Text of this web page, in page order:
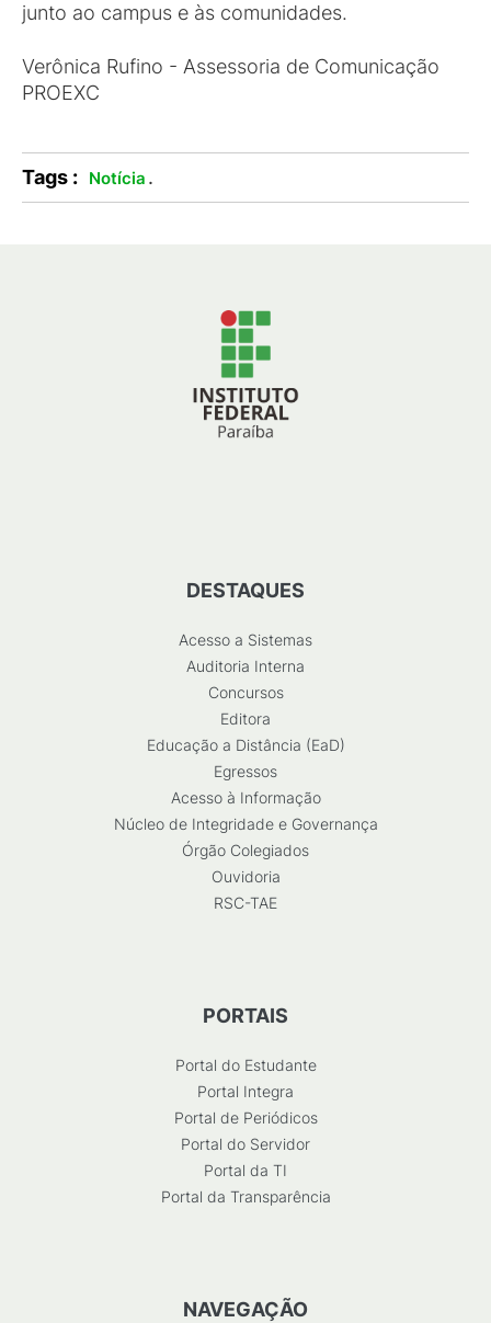
junto ao campus e às comunidades.
Verônica Rufino - Assessoria de Comunicação
PROEXC
Tags : Notícia .
DESTAQUES
Acesso a Sistemas
Auditoria Interna
Concursos
Editora
Educação a Distância (EaD)
Egressos
Acesso à Informação
Núcleo de Integridade e Governança
Órgão Colegiados
Ouvidoria
RSC-TAE
PORTAIS
Portal do Estudante
Portal Integra
Portal de Periódicos
Portal do Servidor
Portal da TI
Portal da Transparência
NAVEGAÇÃO